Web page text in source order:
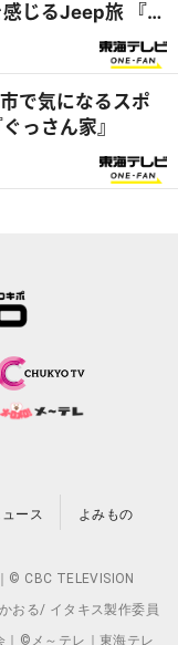
じるJeep旅 『ぐ
で気になるスポ
っさん家』
ース よみもの
© CBC TELEVISION
おる/ イタキス製作委員
｜©メ～テレ｜東海テレ